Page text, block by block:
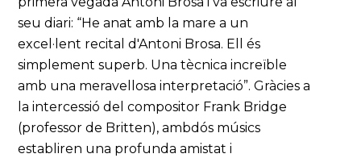
seu diari: “He anat amb la mare a un
excel·lent recital d'Antoni Brosa. Ell és
simplement superb. Una tècnica increïble
amb una meravellosa interpretació”. Gràcies a
la intercessió del compositor Frank Bridge
(professor de Britten), ambdós músics
establiren una profunda amistat i